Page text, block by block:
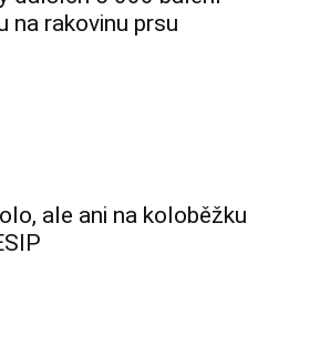
na rakovinu prsu
ale ani na koloběžku